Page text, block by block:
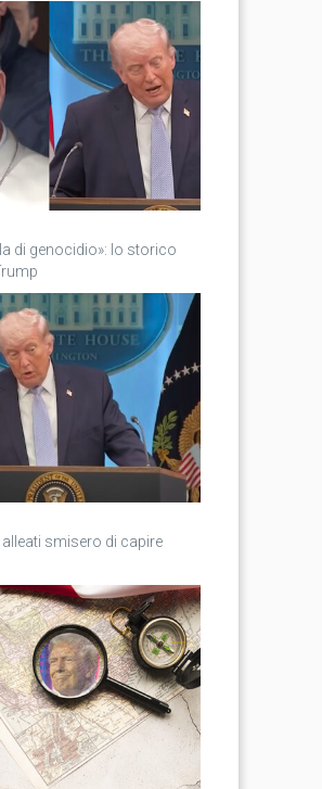
di genocidio»: lo storico
alleati smisero di capire